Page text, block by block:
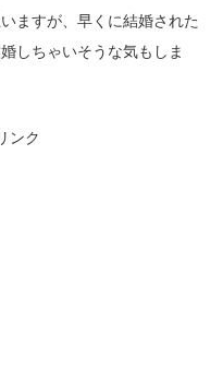
ますが、早くに結婚された
しちゃいそうな気もしま
ンク